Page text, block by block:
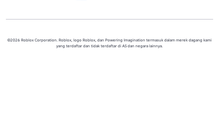
©2026 Roblox Corporation. Roblox, logo Roblox, dan Powering Imagination termasuk dalam merek dagang kami
yang terdaftar dan tidak terdaftar di AS dan negara lainnya.